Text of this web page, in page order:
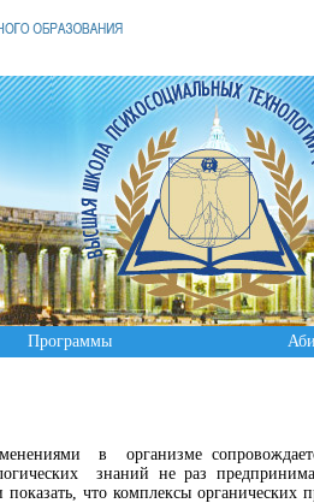
Программы
в организме
знаний не раз
что комплексы органических